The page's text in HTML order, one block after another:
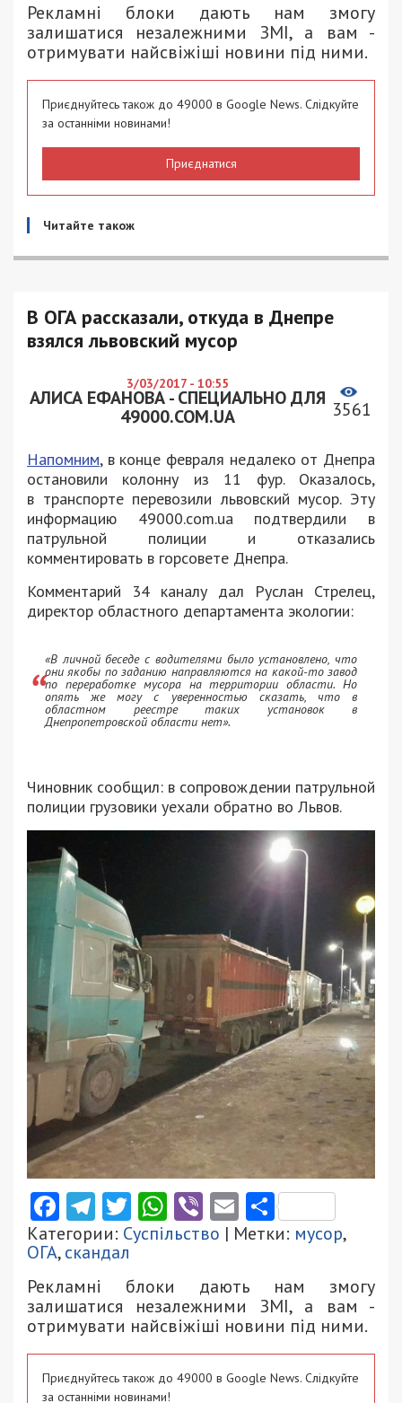
Рекламні блоки дають нам змогу
залишатися незалежними ЗМІ, а вам -
отримувати найсвіжіші новини під ними.
Приєднуйтесь також до 49000 в Google News. Слідкуйте
за останніми новинами!
Приєднатися
Читайте також
В ОГА рассказали, откуда в Днепре
взялся львовский мусор
3/03/2017 - 10:55
АЛИСА ЕФАНОВА - СПЕЦИАЛЬНО ДЛЯ
49000.COM.UA
3561
Напомним, в конце февраля недалеко от Днепра
остановили колонну из 11 фур. Оказалось,
в транспорте перевозили львовский мусор. Эту
информацию 49000.com.ua подтвердили в
патрульной полиции и отказались
комментировать в горсовете Днепра.
Комментарий 34 каналу дал Руслан Стрелец,
директор областного департамента экологии:
«В личной беседе с водителями было установлено, что
они якобы по заданию направляются на какой-то завод
по переработке мусора на территории области. Но
опять же могу с уверенностью сказать, что в
областном реестре таких установок в
Днепропетровской области нет».
Чиновник сообщил: в сопровождении патрульной
полиции грузовики уехали обратно во Львов.
Facebook
Telegram
Twitter
WhatsApp
ViberEmail
Категории: Суспільство | Метки: мусор,
ОГА,скандал
Рекламні блоки дають нам змогу
залишатися незалежними ЗМІ, а вам -
отримувати найсвіжіші новини під ними.
Приєднуйтесь також до 49000 в Google News. Слідкуйте
за останніми новинами!